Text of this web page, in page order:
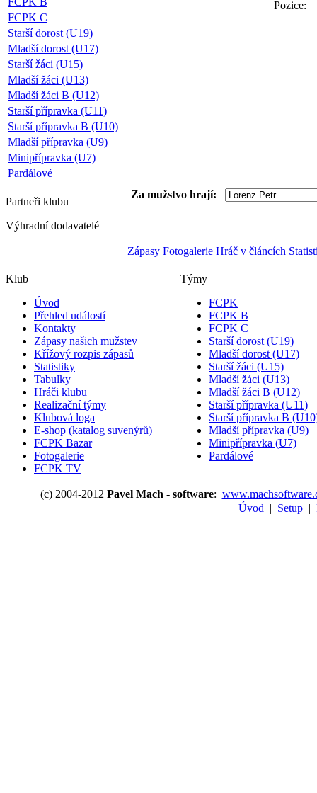
FCPK C
Starší dorost (U19)
Mladší dorost (U17)
Starší žáci (U15)
Mladší žáci (U13)
Mladší žáci B (U12)
Starší přípravka (U11)
Starší přípravka B (U10)
Mladší přípravka (U9)
Minipřípravka (U7)
Pardálové
Partneři klubu
Výhradní dodavatelé
Pozice:
Za mužstvo hrají:
Zápasy Fotogalerie Hráč v článcích
Klub
Úvod
Přehled událostí
Kontakty
Zápasy našich mužstev
Křížový rozpis zápasů
Statistiky
Tabulky
Hráči klubu
Realizační týmy
Klubová loga
E-shop (katalog suvenýrů)
FCPK Bazar
Fotogalerie
FCPK TV
Týmy
FCPK
FCPK B
FCPK C
Starší dorost (U19)
Mladší dorost (U17)
Starší žáci (U15)
Mladší žáci (U13)
Mladší žáci B (U12)
Starší přípravka (U11)
Starší přípravka B
Mladší přípravka (U9)
Minipřípravka (U7)
Pardálové
(c) 2004-2012 Pavel Mach - software:
Úvod | Setup|